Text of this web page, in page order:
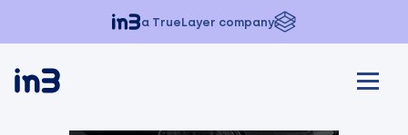
a TrueLayer company